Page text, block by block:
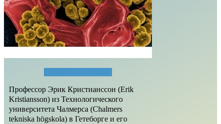
Профессор Эрик Кристианссон (Erik
Kristiansson) из Технологического
университета Чалмерса (Chalmers
tekniska högskola) в Гетеборге и его